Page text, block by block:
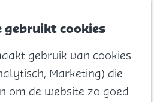
gebruikt cookies
gebruik van cookies
Marketing) die
om de website zo goed
Naar het
Natuur
Cultuur en
vermaak